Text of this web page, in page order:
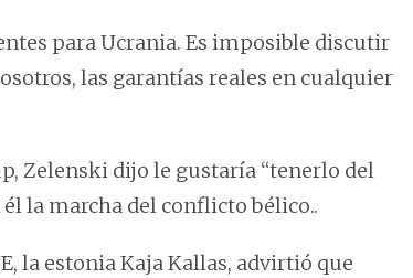
para Ucrania. Es imposible discutir
las garantías reales en cualquier
Zelenski dijo le gustaría “tenerlo del
la marcha del conflicto bélico..
la estonia Kaja Kallas, advirtió que